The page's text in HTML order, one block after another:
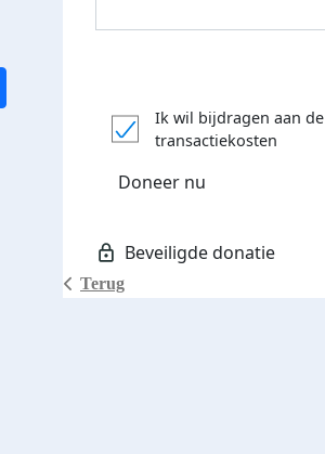
Terug
Ik wil bijdragen aan de
transactiekosten
Doneer nu